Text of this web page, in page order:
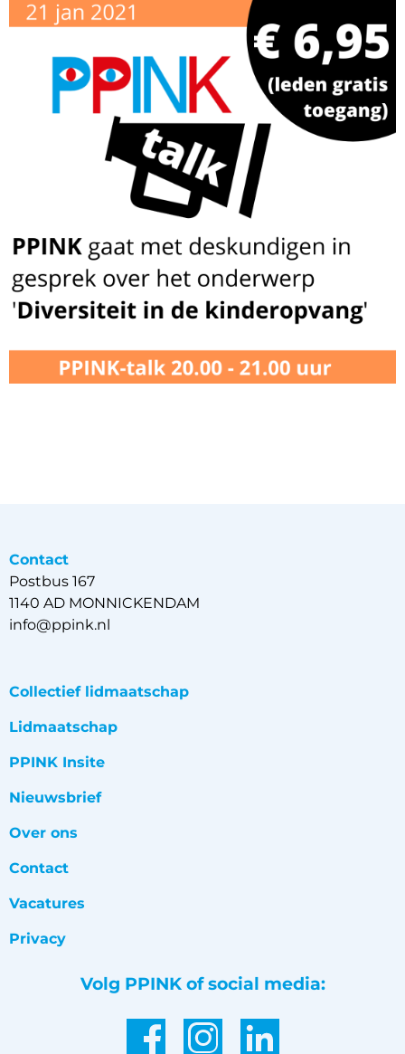
Contact
Postbus 167
1140 AD MONNICKENDAM
info@ppink.nl
Collectief lidmaatschap
Lidmaatschap
PPINK Insite
Nieuwsbrief
Over ons
Contact
Vacatures
Privacy
Volg PPINK of social media: